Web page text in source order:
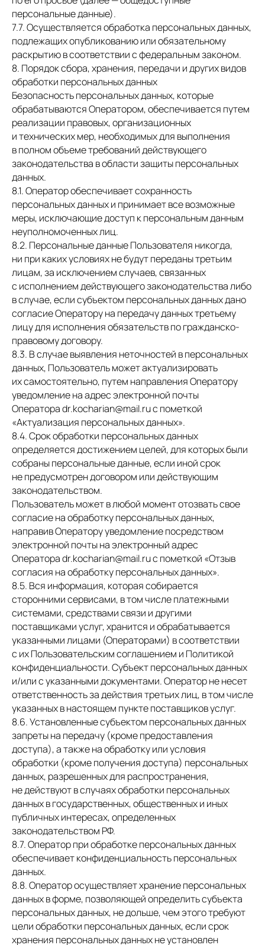
персональные данные).
7.7. Осуществляется обработка персональных данных,
подлежащих опубликованию или обязательному
раскрытию в соответствии с федеральным законом.
8. Порядок сбора, хранения, передачи и других видов
обработки персональных данных
Безопасность персональных данных, которые
обрабатываются Оператором, обеспечивается путем
реализации правовых, организационных
и технических мер, необходимых для выполнения
в полном объеме требований действующего
законодательства в области защиты персональных
данных.
8.1. Оператор обеспечивает сохранность
персональных данных и принимает все возможные
меры, исключающие доступ к персональным данным
неуполномоченных лиц.
8.2. Персональные данные Пользователя никогда,
ни при каких условиях не будут переданы третьим
лицам, за исключением случаев, связанных
с исполнением действующего законодательства либо
в случае, если субъектом персональных данных дано
согласие Оператору на передачу данных третьему
лицу для исполнения обязательств по гражданско-
правовому договору.
8.3. В случае выявления неточностей в персональных
данных, Пользователь может актуализировать
их самостоятельно, путем направления Оператору
уведомление на адрес электронной почты
Оператора dr.kocharian@mail.ru с пометкой
«Актуализация персональных данных».
8.4. Срок обработки персональных данных
определяется достижением целей, для которых были
собраны персональные данные, если иной срок
не предусмотрен договором или действующим
законодательством.
Пользователь может в любой момент отозвать свое
согласие на обработку персональных данных,
направив Оператору уведомление посредством
электронной почты на электронный адрес
Оператора dr.kocharian@mail.ru с пометкой «Отзыв
согласия на обработку персональных данных».
8.5. Вся информация, которая собирается
сторонними сервисами, в том числе платежными
системами, средствами связи и другими
поставщиками услуг, хранится и обрабатывается
указанными лицами (Операторами) в соответствии
с их Пользовательским соглашением и Политикой
конфиденциальности. Субъект персональных данных
и/или с указанными документами. Оператор не несет
ответственность за действия третьих лиц, в том числе
указанных в настоящем пункте поставщиков услуг.
8.6. Установленные субъектом персональных данных
запреты на передачу (кроме предоставления
доступа), а также на обработку или условия
обработки (кроме получения доступа) персональных
данных, разрешенных для распространения,
не действуют в случаях обработки персональных
данных в государственных, общественных и иных
публичных интересах, определенных
законодательством РФ.
8.7. Оператор при обработке персональных данных
обеспечивает конфиденциальность персональных
данных.
8.8. Оператор осуществляет хранение персональных
данных в форме, позволяющей определить субъекта
персональных данных, не дольше, чем этого требуют
цели обработки персональных данных, если срок
хранения персональных данных не установлен
ИМЕЮТСЯ
ПРОТИВОПОКАЗАНИЯ.
НЕОБХОДИМА КОНСУЛЬТАЦИЯ
СПЕЦИАЛИСТА.
© 2010—2026 ООО «Профи-клиник»
Политика конфиденциальности
Карточка организации
ИНН 3664243310
ОГРН 1193668034780
Лицензия на осуществление
медицинской деятельности
№ Л041-01136-36/00349493